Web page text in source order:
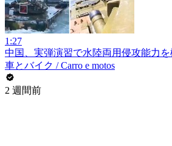
1:27
中国、実弾演習で水陸両用侵攻能力を
車とバイク / Carro e motos
2 週間前